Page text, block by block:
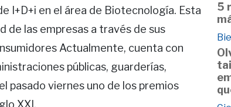
I+D+i en el área de Biotecnología. Esta
de las empresas a través de sus
Actualmente, cuenta con
públicas, guarderías,
pasado viernes uno de los premios
XXI.
5